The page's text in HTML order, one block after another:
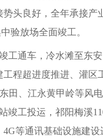
头良好，全年承接产
验放场全面竣工。
工通车，冷水滩至东
程超进度推进、灌
田、江永黄甲岭等风
竣工投运，祁阳梅溪
等通讯基础设施建